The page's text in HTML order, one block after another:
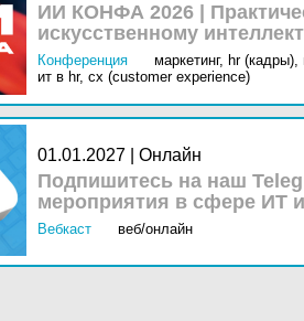
ИИ КОНФА 2026 |
искусственному
Конференция маркетинг, hr (кадры),
ит в hr, cx (customer experience)
01.01.2027 | Онлайн
Подпишитесь на наш
мероприятия в сфере ИТ
Вебкаст веб/онлайн